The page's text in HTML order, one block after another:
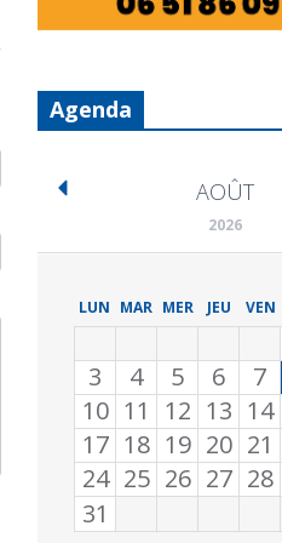
Agenda
AOÛT
2026
LUN MAR MER JEU VEN
3
4 5 6 7
10 11 12 13 14
17 18 19 20 21
24 25 26 27 28
31